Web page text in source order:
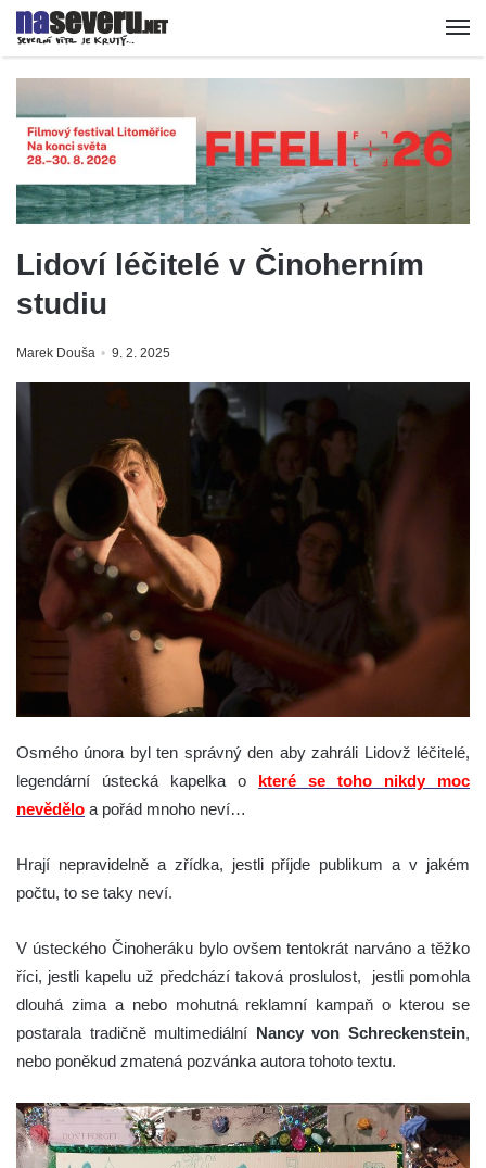
Lidoví léčitelé v Činoherním
studiu
Marek Douša 9. 2. 2025
Osmého února byl ten správný den aby zahráli Lidovž léčitelé,
legendární ústecká kapelka o které se toho nikdy moc
nevědělo a pořád mnoho neví…
Hrají nepravidelně a zřídka, jestli příjde publikum a v jakém
počtu, to se taky neví.
V ústeckého Činoheráku bylo ovšem tentokrát narváno a těžko
říci, jestli kapelu už předchází taková proslulost, jestli pomohla
dlouhá zima a nebo mohutná reklamní kampaň o kterou se
postarala tradičně multimediální Nancy von Schreckenstein,
nebo poněkud zmatená pozvánka autora tohoto textu.